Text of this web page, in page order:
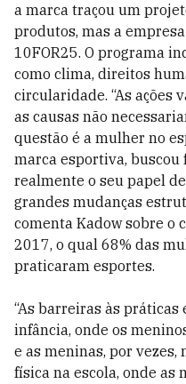
a marca traçou um
produtos, mas a
10FOR25. O programa
como clima, direitos
circularidade. “As ações
as causas não
questão é a mulher no
marca esportiva,
realmente o seu papel
grandes mudanças
comenta Kadow sobre o
2017, o qual 68% das
praticaram esportes.
“As barreiras às
infância, onde os
e as meninas, por vezes,
física na escola, onde as